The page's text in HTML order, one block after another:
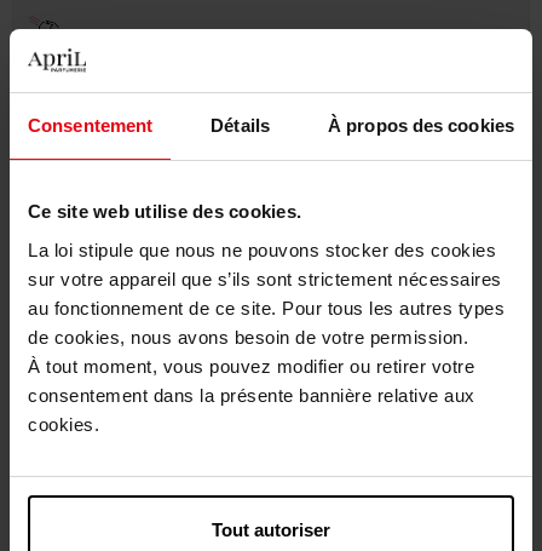
Consentement Détails À propos des cookies
Ce site web utilise des cookies.
La loi stipule que nous ne pouvons stocker des cookies
sur votre appareil que s’ils sont strictement nécessaires
au fonctionnement de ce site. Pour tous les autres types
de cookies, nous avons besoin de votre permission.
À tout moment, vous pouvez modifier ou retirer votre
consentement dans la présente bannière relative aux
cookies.
Tout autoriser
Gratis verpakking
Beschrijving
Gebruiksadvies
Karakteristieken
Beleid inzake klantbeoordelingen